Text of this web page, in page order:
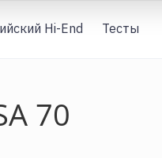
Hi-End Тесты
70